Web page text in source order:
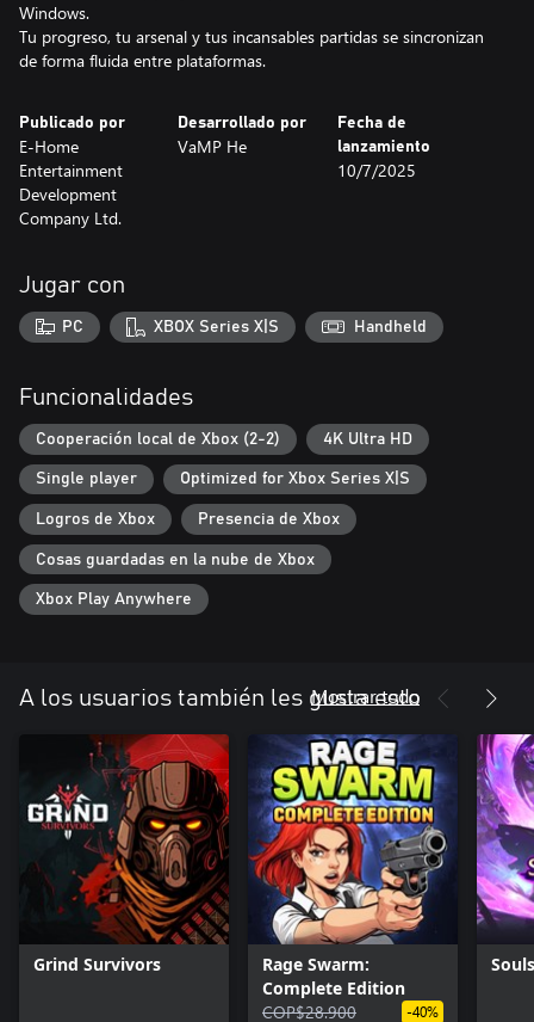
Windows.
Tu progreso, tu arsenal y tus incansables partidas se sincronizan
de forma fluida entre plataformas.
Publicado por
E-Home
Entertainment
Development
Company Ltd.
Desarrollado por
VaMP He
Fecha de
lanzamiento
10/7/2025
Jugar con
PC XBOX Series X|S Handheld
Funcionalidades
Cooperación local de Xbox (2-2) 4K Ultra HD
Single player Optimized for Xbox Series X|S
Logros de Xbox Presencia de Xbox
Cosas guardadas en la nube de Xbox
Xbox Play Anywhere
A los usuarios también les gusta esto
Mostrar todo
Grind Survivors
Rage Swarm:
Complete Edition
COP$28.900
-40%